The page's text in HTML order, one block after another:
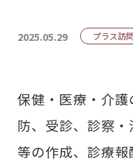
2025.05.29 プラス訪
保健・医療・介
防、受診、診察
等の作成、診療